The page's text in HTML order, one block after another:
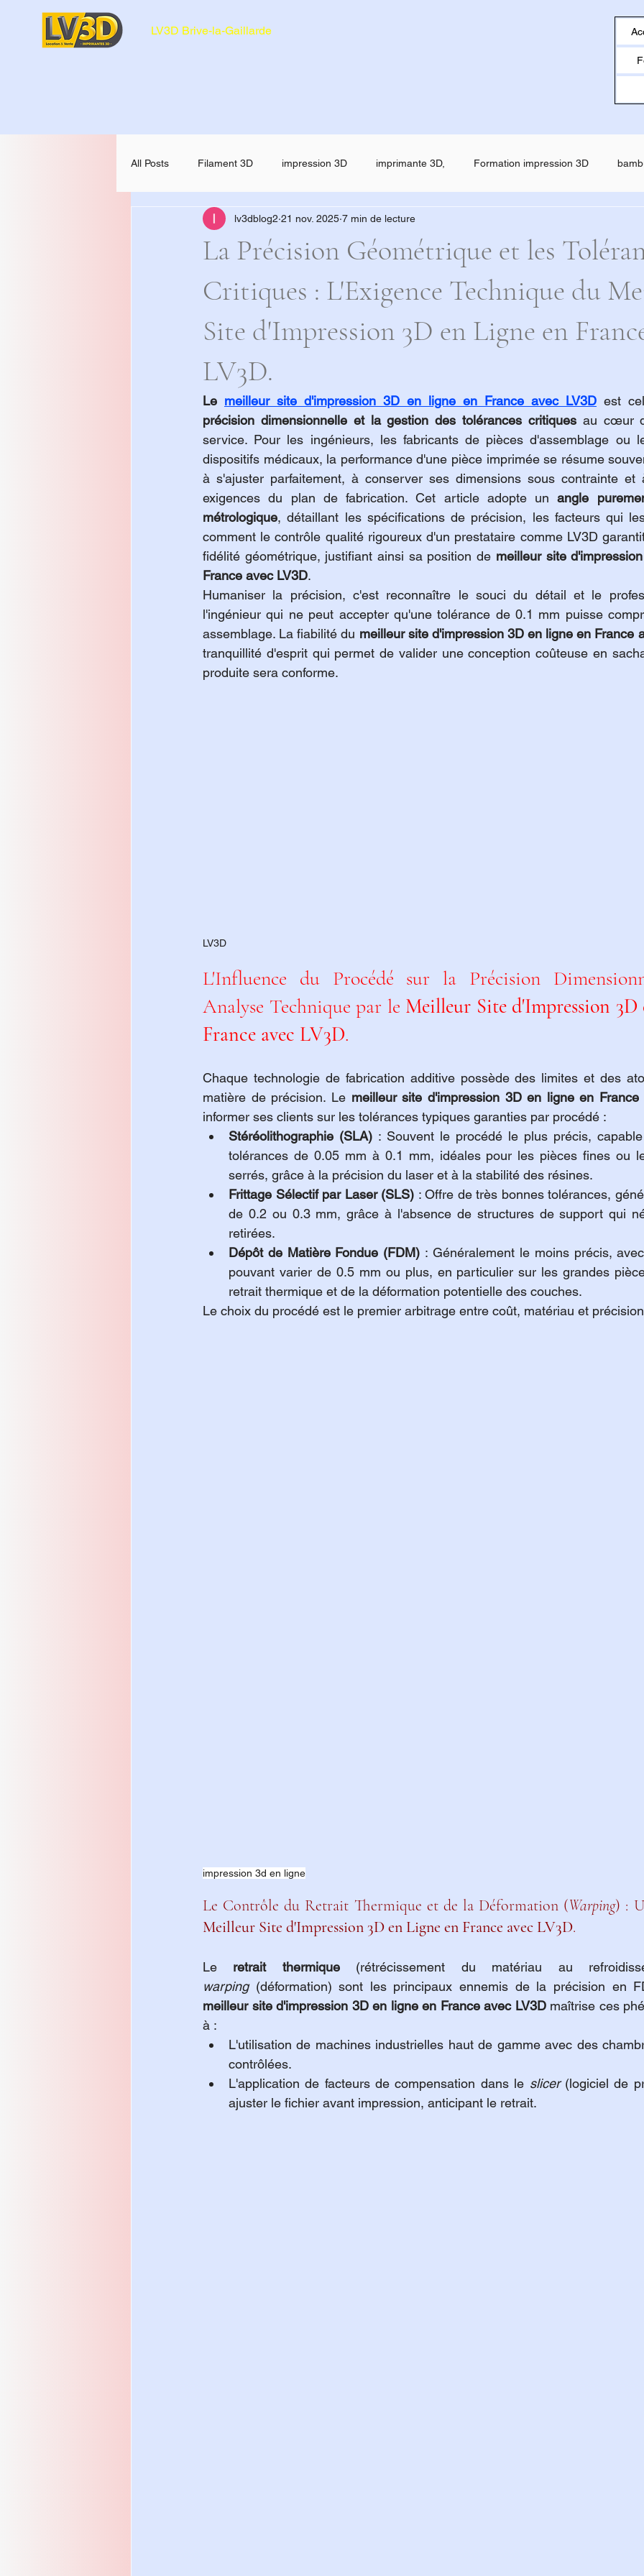
LV3D Brive-la-Gaillarde
All Posts Filament 3D impression 3D imprimante 3D, Formation impression 3D
CREALITY SPARKX i7 Color Combo creality Filament ESUN
La Précision Géométrique et les
Critiques : L'Exigence Technique du
Site d'Impression 3D en Ligne en
LV3D.
lv3dblog2 21 nov. 2025 7 min de lecture
Le meilleur site d'impression 3D en ligne en France avec LV3D
précision dimensionnelle et la gestion des tolérances critiques au cœur
service. Pour les ingénieurs, les fabricants de pièces d'assemblage ou
dispositifs médicaux, la performance d'une pièce imprimée se résume
à s'ajuster parfaitement, à conserver ses dimensions sous contrainte et
exigences du plan de fabrication. Cet article adopte un angle
métrologique, détaillant les spécifications de précision, les facteurs qui
comment le contrôle qualité rigoureux d'un prestataire comme LV3D
fidélité géométrique, justifiant ainsi sa position de meilleur site
France avec LV3D.
Humaniser la précision, c'est reconnaître le souci du détail et le
l'ingénieur qui ne peut accepter qu'une tolérance de 0.1 mm puisse
assemblage. La fiabilité du meilleur site d'impression 3D en ligne en France
tranquillité d'esprit qui permet de valider une conception coûteuse en
produite sera conforme.
LV3D
L'Influence du Procédé sur la Précision
Analyse Technique par le Meilleur Site d'Impression 3D
France avec LV3D.
Chaque technologie de fabrication additive possède des limites et des
matière de précision. Le meilleur site d'impression 3D en ligne en France
informer ses clients sur les tolérances typiques garanties par procédé :
Stéréolithographie (SLA) : Souvent le procédé le plus précis,
tolérances de 0.05 mm à 0.1 mm, idéales pour les pièces fines ou
serrés, grâce à la précision du laser et à la stabilité des résines.
Frittage Sélectif par Laser (SLS) : Offre de très bonnes tolérances,
de 0.2 ou 0.3 mm, grâce à l'absence de structures de support qui
retirées.
Dépôt de Matière Fondue (FDM) : Généralement le moins précis,
pouvant varier de 0.5 mm ou plus, en particulier sur les grandes
retrait thermique et de la déformation potentielle des couches.
Le choix du procédé est le premier arbitrage entre coût, matériau et
impression 3d en ligne
Le Contrôle du Retrait Thermique et de la Déformation (Warping
Meilleur Site d'Impression 3D en Ligne en France avec LV3D.
Le retrait thermique
warping
meilleur site d'impression 3D en ligne en France avec LV3D maîtrise ces
à :
L'utilisation de machines industrielles haut de gamme avec des
contrôlées.
L'application de facteurs de compensation dans le slicer (logiciel de
ajuster le fichier avant impression, anticipant le retrait.